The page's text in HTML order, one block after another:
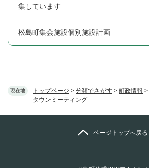
現在地 トップページ > 分類でさがす > 町政情報 >
タウンミーティング
集しています
松島町集会施設個別施設計画
ページトップへ戻る